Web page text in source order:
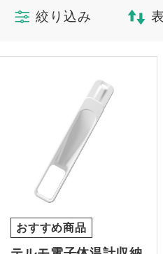
絞り込み
おすすめ商品